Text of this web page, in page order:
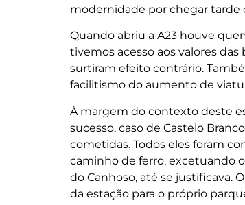
modernidade por chegar tarde
Quando abriu a A23 houve
tivemos acesso aos valores
surtiram efeito contrário.
facilitismo do aumento de
À margem do contexto deste
sucesso, caso de Castelo
cometidas. Todos eles foram
caminho de ferro, excetuando
do Canhoso, até se justificava.
da estação para o próprio